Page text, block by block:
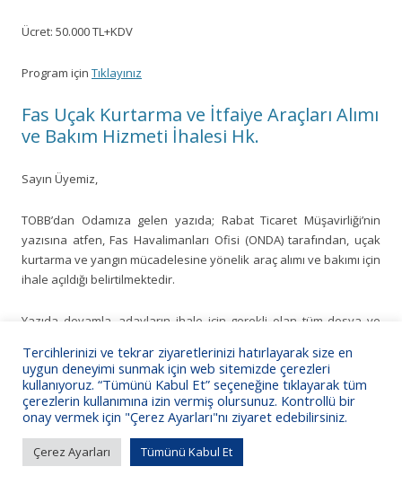
Ücret: 50.000 TL+KDV
Program için Tıklayınız
Fas Uçak Kurtarma ve İtfaiye Araçları Alımı
ve Bakım Hizmeti İhalesi Hk.
Sayın Üyemiz,
TOBB’dan Odamıza gelen yazıda; Rabat Ticaret Müşavirliği’nin
yazısına atfen, Fas Havalimanları Ofisi (ONDA) tarafından, uçak
kurtarma ve yangın mücadelesine yönelik araç alımı ve bakımı için
ihale açıldığı belirtilmektedir.
Yazıda devamla, adayların ihale için gerekli olan tüm dosya ve
www.marchespublics.gov.ma) üzerinden indirerek
başvurularını “İhale Şartnamesi”nde (Règlement de Consultation)
yer alan madde hükümlerine uygun şekilde elektronik ortamda
gerçekleştirmeleri gerektiği ve ihaleye ilişkin başvurunun2 Aralık
2025günü yerel saat ile10:00’dasona ererek belirtilen gün ve
saat sonrasında veya fiziki olarak yapılacak hiçbir başvurunun
Tercihlerinizi ve tekrar ziyaretlerinizi hatırlayarak size en
uygun deneyimi sunmak için web sitemizde çerezleri
kullanıyoruz. “Tümünü Kabul Et” seçeneğine tıklayarak tüm
çerezlerin kullanımına izin vermiş olursunuz. Kontrollü bir
onay vermek için "Çerez Ayarları"nı ziyaret edebilirsiniz.
Çerez Ayarları Tümünü Kabul Et